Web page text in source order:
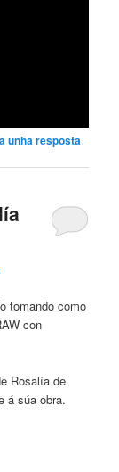
unha resposta
tomando como
con
Rosalía de
á súa obra.